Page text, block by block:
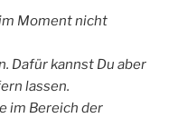
Moment nicht
Dafür kannst Du aber
lassen.
im Bereich der